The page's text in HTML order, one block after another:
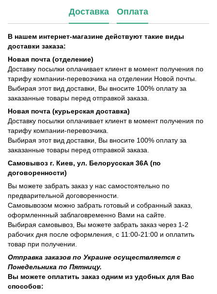
Доставка Оплата
В нашем интернет-магазине действуют такие виды
доставки заказа:
Новая почта (отделение)
Доставку посылки оплачивает клиент в момент получения по
тарифу компании-перевозчика на отделении Новой почты.
Выбирая этот вид доставки, Вы вносите 100% оплату за
заказанные товары перед отправкой заказа.
Новая почта (курьерская доставка)
Доставку посылки оплачивает клиент в момент получения по
тарифу компании-перевозчика.
Выбирая этот вид доставки, Вы вносите 100% оплату за
заказанные товары перед отправкой заказа.
Самовывоз г. Киев, ул. Белорусская 36А (по
договоренности)
Вы можете забрать заказ у нас самостоятельно по
предварительной договоренности.
Самовывозом можно забрать готовый и собранный заказ,
оформленнный заблаговременно Вами на сайте.
Выбирая самовывоз, Вы можете забрать заказ через 1-2
рабочих дня после оформления, с 11:00-21:00 и оплатить
товар при получении.
Отправка заказов по Украине осуществляется с
Понедельника по Пятницу.
Вы можете оплатить заказ одним из удобных для Вас
способов: